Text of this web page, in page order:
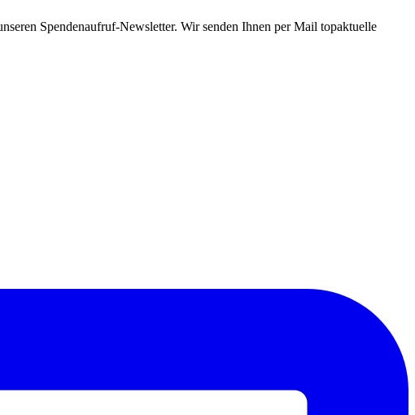
Spendenaufruf-Newsletter. Wir senden Ihnen per Mail topaktuelle